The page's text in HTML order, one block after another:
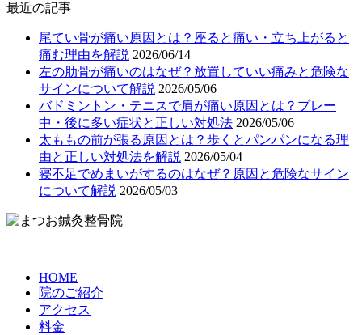
最近の記事
尾てい骨が痛い原因とは？座ると痛い・立ち上がると
痛む理由を解説 2026/06/14
左の肋骨が痛いのはなぜ？放置していい痛みと危険な
サインについて解説 2026/05/06
バドミントン・テニスで肩が痛い原因とは？プレー
中・後に多い症状と正しい対処法 2026/05/06
太ももの前が張る原因とは？歩くとパンパンになる理
由と正しい対処法を解説 2026/05/04
寝不足でめまいがするのはなぜ？原因と危険なサイン
について解説 2026/05/03
HOME
院のご紹介
アクセス
料金